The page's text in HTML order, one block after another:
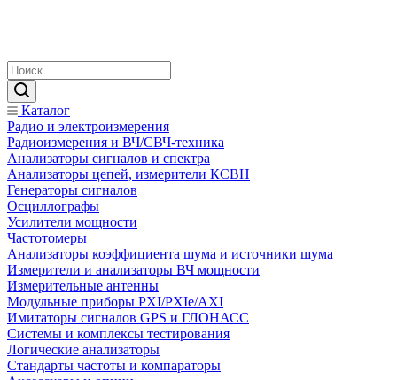
Каталог
Радио и электроизмерения
Радиоизмерения и ВЧ/СВЧ-техника
Анализаторы сигналов и спектра
Анализаторы цепей, измерители КСВН
Генераторы сигналов
Осциллографы
Усилители мощности
Частотомеры
Анализаторы коэффициента шума и источники шума
Измерители и анализаторы ВЧ мощности
Измерительные антенны
Модульные приборы PXI/PXIe/AXI
Имитаторы сигналов GPS и ГЛОНАСС
Системы и комплексы тестирования
Логические анализаторы
Стандарты частоты и компараторы